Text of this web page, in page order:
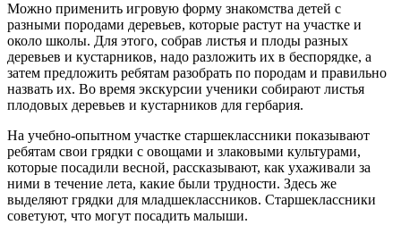
Можно применить игровую форму знакомства детей с
разными породами деревьев, которые растут на участке и
около школы. Для этого, собрав листья и плоды разных
деревьев и кустарников, надо разложить их в беспорядке, а
затем предложить ребятам разобрать по породам и правильно
назвать их. Во время экскурсии ученики собирают листья
плодовых деревьев и кустарников для гербария.
На учебно-опытном участке старшеклассники показывают
ребятам свои грядки с овощами и злаковыми культурами,
которые посадили весной, рассказывают, как ухаживали за
ними в течение лета, какие были трудности. Здесь же
выделяют грядки для младшеклассников. Старшеклассники
советуют, что могут посадить малыши.